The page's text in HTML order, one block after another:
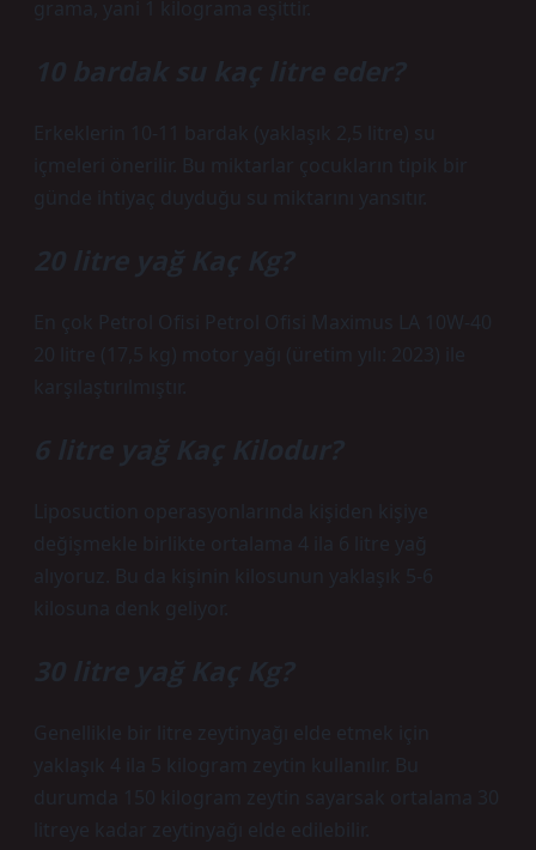
grama, yani 1 kilograma eşittir.
10 bardak su kaç litre eder?
Erkeklerin 10-11 bardak (yaklaşık 2,5 litre) su
içmeleri önerilir. Bu miktarlar çocukların tipik bir
günde ihtiyaç duyduğu su miktarını yansıtır.
20 litre yağ Kaç Kg?
En çok Petrol Ofisi Petrol Ofisi Maximus LA 10W-40
20 litre (17,5 kg) motor yağı (üretim yılı: 2023) ile
karşılaştırılmıştır.
6 litre yağ Kaç Kilodur?
Liposuction operasyonlarında kişiden kişiye
değişmekle birlikte ortalama 4 ila 6 litre yağ
alıyoruz. Bu da kişinin kilosunun yaklaşık 5-6
kilosuna denk geliyor.
30 litre yağ Kaç Kg?
Genellikle bir litre zeytinyağı elde etmek için
yaklaşık 4 ila 5 kilogram zeytin kullanılır. Bu
durumda 150 kilogram zeytin sayarsak ortalama 30
litreye kadar zeytinyağı elde edilebilir.